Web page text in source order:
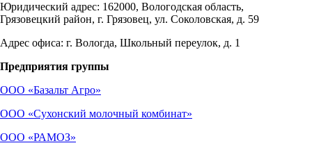
Юридический адрес: 162000, Вологодская область,
Грязовецкий район, г. Грязовец, ул. Соколовская, д. 59
Адрес офиса: г. Вологда, Школьный переулок, д. 1
Предприятия группы
ООО «Базальт Агро»
ООО «Сухонский молочный комбинат»
ООО «РАМОЗ»